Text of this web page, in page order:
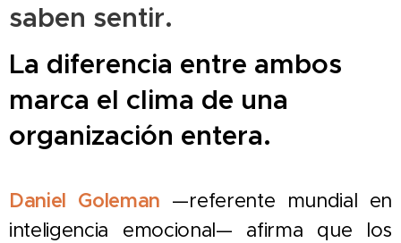
saben sentir.
La diferencia entre ambos
marca el clima de una
organización entera.
Daniel Goleman —referente mundial en
inteligencia emocional— afirma que los